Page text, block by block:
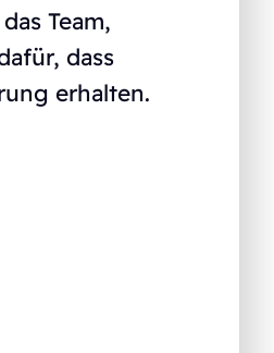
Team,
dass
erhalten.